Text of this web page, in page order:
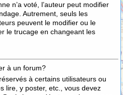
n’a voté, l’auteur peut modifier
Autrement, seuls les
peuvent le modifier ou le
le trucage en changeant les
à un forum?
à certains utilisateurs ou
lire, y poster, etc., vous devez